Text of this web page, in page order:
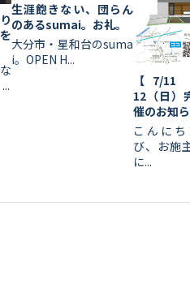
生涯飽きない、団らん
のあるsumai。お礼。
大分市・星和台のsuma
i。OPEN H...
【7/
12（日）
催のお知ら
こんに
び、お施
に...